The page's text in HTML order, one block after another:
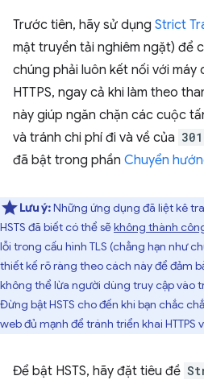
Trước tiên, hãy sử dụng Strict
mật truyền tải nghiêm ngặt) để
chúng phải luôn kết nối với máy
HTTPS, ngay cả khi làm theo
này giúp ngăn chặn các cuộc
và tránh chi phí đi và về của
đã bật trong phần Chuyển
Lưu ý:Những ứng dụng đã liệt kê
HSTS đã biết có thể sẽkhông thành
lỗi trong cấu hình TLS (chẳng hạn như
thiết kế rõ ràng theo cách này để đảm
không thể lừa người dùng truy cập vào
Đừng bật HSTS cho đến khi bạn chắc
web đủ mạnh để tránh triển khai
Để bật HSTS, hãy đặt tiêu đề